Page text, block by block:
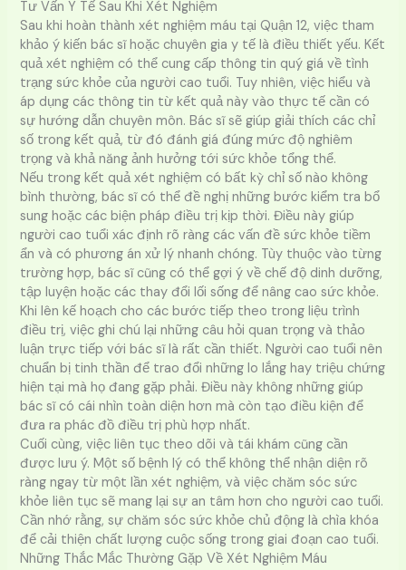
Tư Vấn Y Tế Sau Khi Xét Nghiệm
Sau khi hoàn thành xét nghiệm máu tại Quận 12, việc tham
khảo ý kiến bác sĩ hoặc chuyên gia y tế là điều thiết yếu. Kết
quả xét nghiệm có thể cung cấp thông tin quý giá về tình
trạng sức khỏe của người cao tuổi. Tuy nhiên, việc hiểu và
áp dụng các thông tin từ kết quả này vào thực tế cần có
sự hướng dẫn chuyên môn. Bác sĩ sẽ giúp giải thích các chỉ
số trong kết quả, từ đó đánh giá đúng mức độ nghiêm
trọng và khả năng ảnh hưởng tới sức khỏe tổng thể.
Nếu trong kết quả xét nghiệm có bất kỳ chỉ số nào không
bình thường, bác sĩ có thể đề nghị những bước kiểm tra bổ
sung hoặc các biện pháp điều trị kịp thời. Điều này giúp
người cao tuổi xác định rõ ràng các vấn đề sức khỏe tiềm
ẩn và có phương án xử lý nhanh chóng. Tùy thuộc vào từng
trường hợp, bác sĩ cũng có thể gợi ý về chế độ dinh dưỡng,
tập luyện hoặc các thay đổi lối sống để nâng cao sức khỏe.
Khi lên kế hoạch cho các bước tiếp theo trong liệu trình
điều trị, việc ghi chú lại những câu hỏi quan trọng và thảo
luận trực tiếp với bác sĩ là rất cần thiết. Người cao tuổi nên
chuẩn bị tinh thần để trao đổi những lo lắng hay triệu chứng
hiện tại mà họ đang gặp phải. Điều này không những giúp
bác sĩ có cái nhìn toàn diện hơn mà còn tạo điều kiện để
đưa ra phác đồ điều trị phù hợp nhất.
Cuối cùng, việc liên tục theo dõi và tái khám cũng cần
được lưu ý. Một số bệnh lý có thể không thể nhận diện rõ
ràng ngay từ một lần xét nghiệm, và việc chăm sóc sức
khỏe liên tục sẽ mang lại sự an tâm hơn cho người cao tuổi.
Cần nhớ rằng, sự chăm sóc sức khỏe chủ động là chìa khóa
để cải thiện chất lượng cuộc sống trong giai đoạn cao tuổi.
Những Thắc Mắc Thường Gặp Về Xét Nghiệm Máu